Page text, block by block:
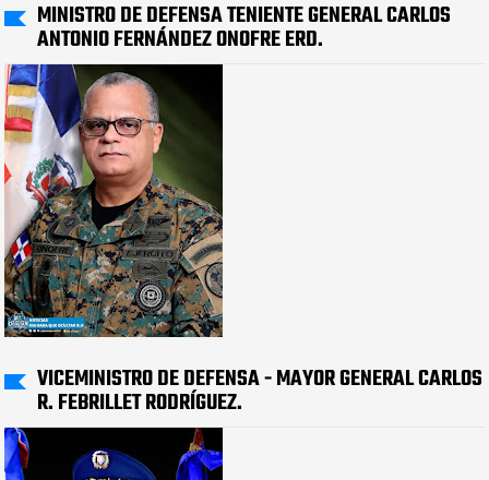
MINISTRO DE DEFENSA TENIENTE GENERAL CARLOS
ANTONIO FERNÁNDEZ ONOFRE ERD.
VICEMINISTRO DE DEFENSA - MAYOR GENERAL CARLOS
R. FEBRILLET RODRÍGUEZ.